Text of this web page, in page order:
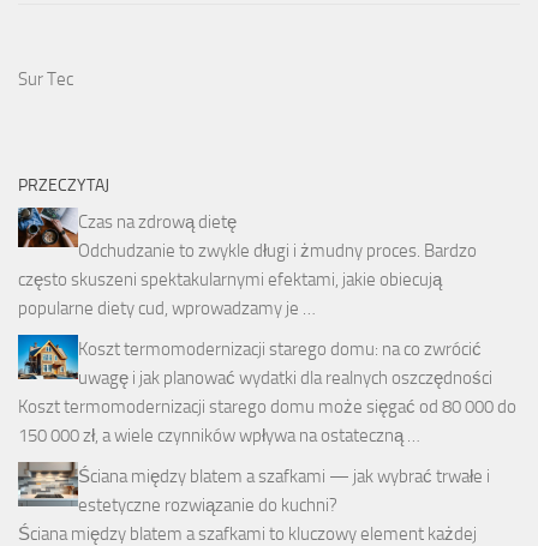
Sur Tec
PRZECZYTAJ
Czas na zdrową dietę
Odchudzanie to zwykle długi i żmudny proces. Bardzo
często skuszeni spektakularnymi efektami, jakie obiecują
popularne diety cud, wprowadzamy je …
Koszt termomodernizacji starego domu: na co zwrócić
uwagę i jak planować wydatki dla realnych oszczędności
Koszt termomodernizacji starego domu może sięgać od 80 000 do
150 000 zł, a wiele czynników wpływa na ostateczną …
Ściana między blatem a szafkami — jak wybrać trwałe i
estetyczne rozwiązanie do kuchni?
Ściana między blatem a szafkami to kluczowy element każdej